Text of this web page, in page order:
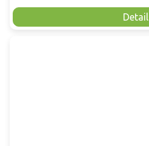
Detail